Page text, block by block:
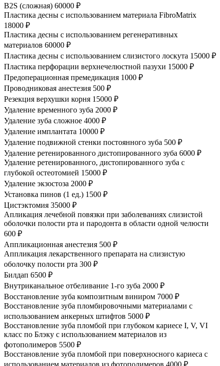
B2S (сложная) 60000 ₽
Пластика десны с использованием материала FibroMatrix
18000 ₽
Пластика десны с использованием регенеративных
материалов 60000 ₽
Пластика десны с использованием слизистого лоскута 15000 ₽
Пластика перфорации верхнечелюстной пазухи 15000 ₽
Предоперационная премедикация 1000 ₽
Проводниковая анестезия 500 ₽
Резекция верхушки корня 15000 ₽
Удаление временного зуба 2000 ₽
Удаление зуба сложное 4000 ₽
Удаление имплантата 10000 ₽
Удаление подвижной стенки постоянного зуба 500 ₽
Удаление ретенированного дистопированного зуба 6000 ₽
Удаление ретенированного, дистопированного зуба с
глубокой остеотомией 15000 ₽
Удаление экзостоза 2000 ₽
Установка пинов (1 ед.) 1500 ₽
Цистэктомия 35000 ₽
Апликация лечебной повязки при заболеваниях слизистой
оболочки полости рта и пародонта в области одной челюсти
600 ₽
Аппликационная анестезия 500 ₽
Аппликация лекарственного препарата на слизистую
оболочку полости рта 300 ₽
Билдап 6500 ₽
Внутриканальное отбеливание 1-го зуба 2000 ₽
Восстановление зуба композитным виниром 7000 ₽
Восстановление зуба пломбировочными материалами с
использованием анкерных штифтов 5000 ₽
Восстановление зуба пломбой при глубоком кариесе I, V, VI
класс по Блэку с использованием материалов из
фотополимеров 5500 ₽
Восстановление зуба пломбой при поверхносного кариеса с
использованием материалов из фотополимеров 4000 ₽